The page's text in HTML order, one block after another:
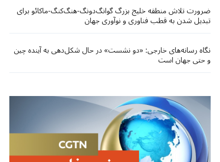
ضرورت تلاش منطقه خلیج بزرگ گوانگ‌دونگ-هنگ‌کنگ-ماکائو برای
تبدیل شدن به قطب فناوری و نوآوری جهان
نگاه رسانه‌های خارجی: «دو نشست» در حال شکل‌دهی به آینده چین
و حتی جهان است